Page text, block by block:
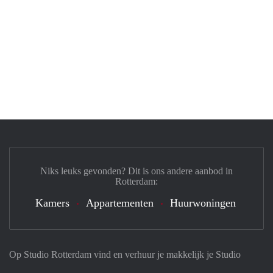
Op Studio Rotterdam vind en verhuur je makkelijk je Studio
Niks leuks gevonden? Dit is ons andere aanbod in
Rotterdam:
Kamers Appartementen Huurwoningen